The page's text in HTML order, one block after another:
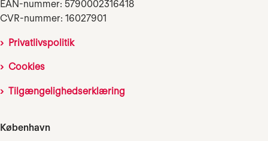
EAN-nummer: 5790002316418
CVR-nummer: 16027901
Privatlivspolitik
Cookies
Tilgængelighedserklæring
København